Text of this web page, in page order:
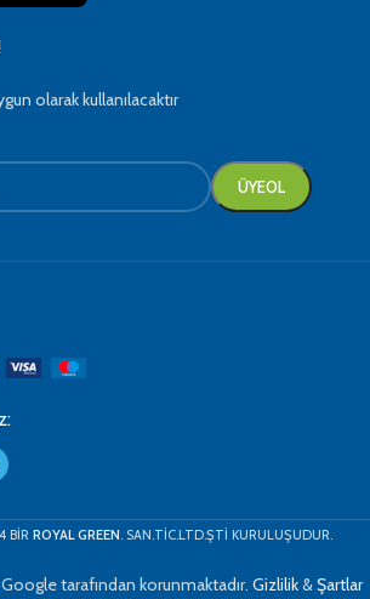
olarak kullanılacaktır
BİR ROYAL GREEN . SAN.TİC.LTD.ŞTİ KURULUŞUDUR.
tarafından korunmaktadır. Gizlilik&Şartlar